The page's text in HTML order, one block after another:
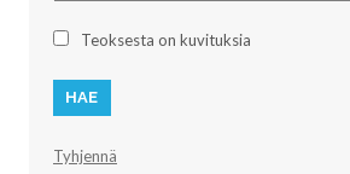
Teoksesta on kuvituksia
Tyhjennä